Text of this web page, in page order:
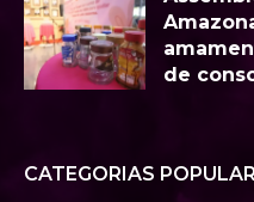
de
CATEGORIAS